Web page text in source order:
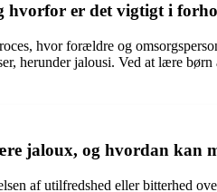
hvorfor er det vigtigt i
hvor forældre og
herunder jalousi. Ved at lære
jaloux, og hvordan kan
af utilfredshed eller bitterhed